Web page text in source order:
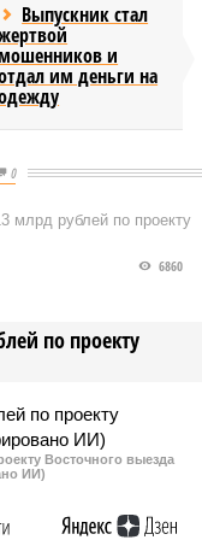
Выпускник стал
и
им деньги на
0
млрд рублей по проекту
по проекту
6860
Восточного выезда
ИИ)